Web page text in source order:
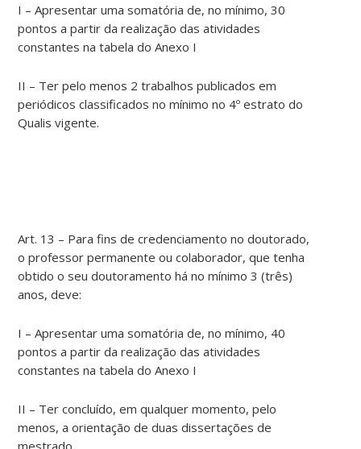
I – Apresentar uma somatória de, no mínimo, 30
pontos a partir da realização das atividades
constantes na tabela do Anexo I
II – Ter pelo menos 2 trabalhos publicados em
periódicos classificados no mínimo no 4º estrato do
Qualis vigente.
Art. 13 – Para fins de credenciamento no doutorado,
o professor permanente ou colaborador, que tenha
obtido o seu doutoramento há no mínimo 3 (três)
anos, deve:
I – Apresentar uma somatória de, no mínimo, 40
pontos a partir da realização das atividades
constantes na tabela do Anexo I
II – Ter concluído, em qualquer momento, pelo
menos, a orientação de duas dissertações de
mestrado.